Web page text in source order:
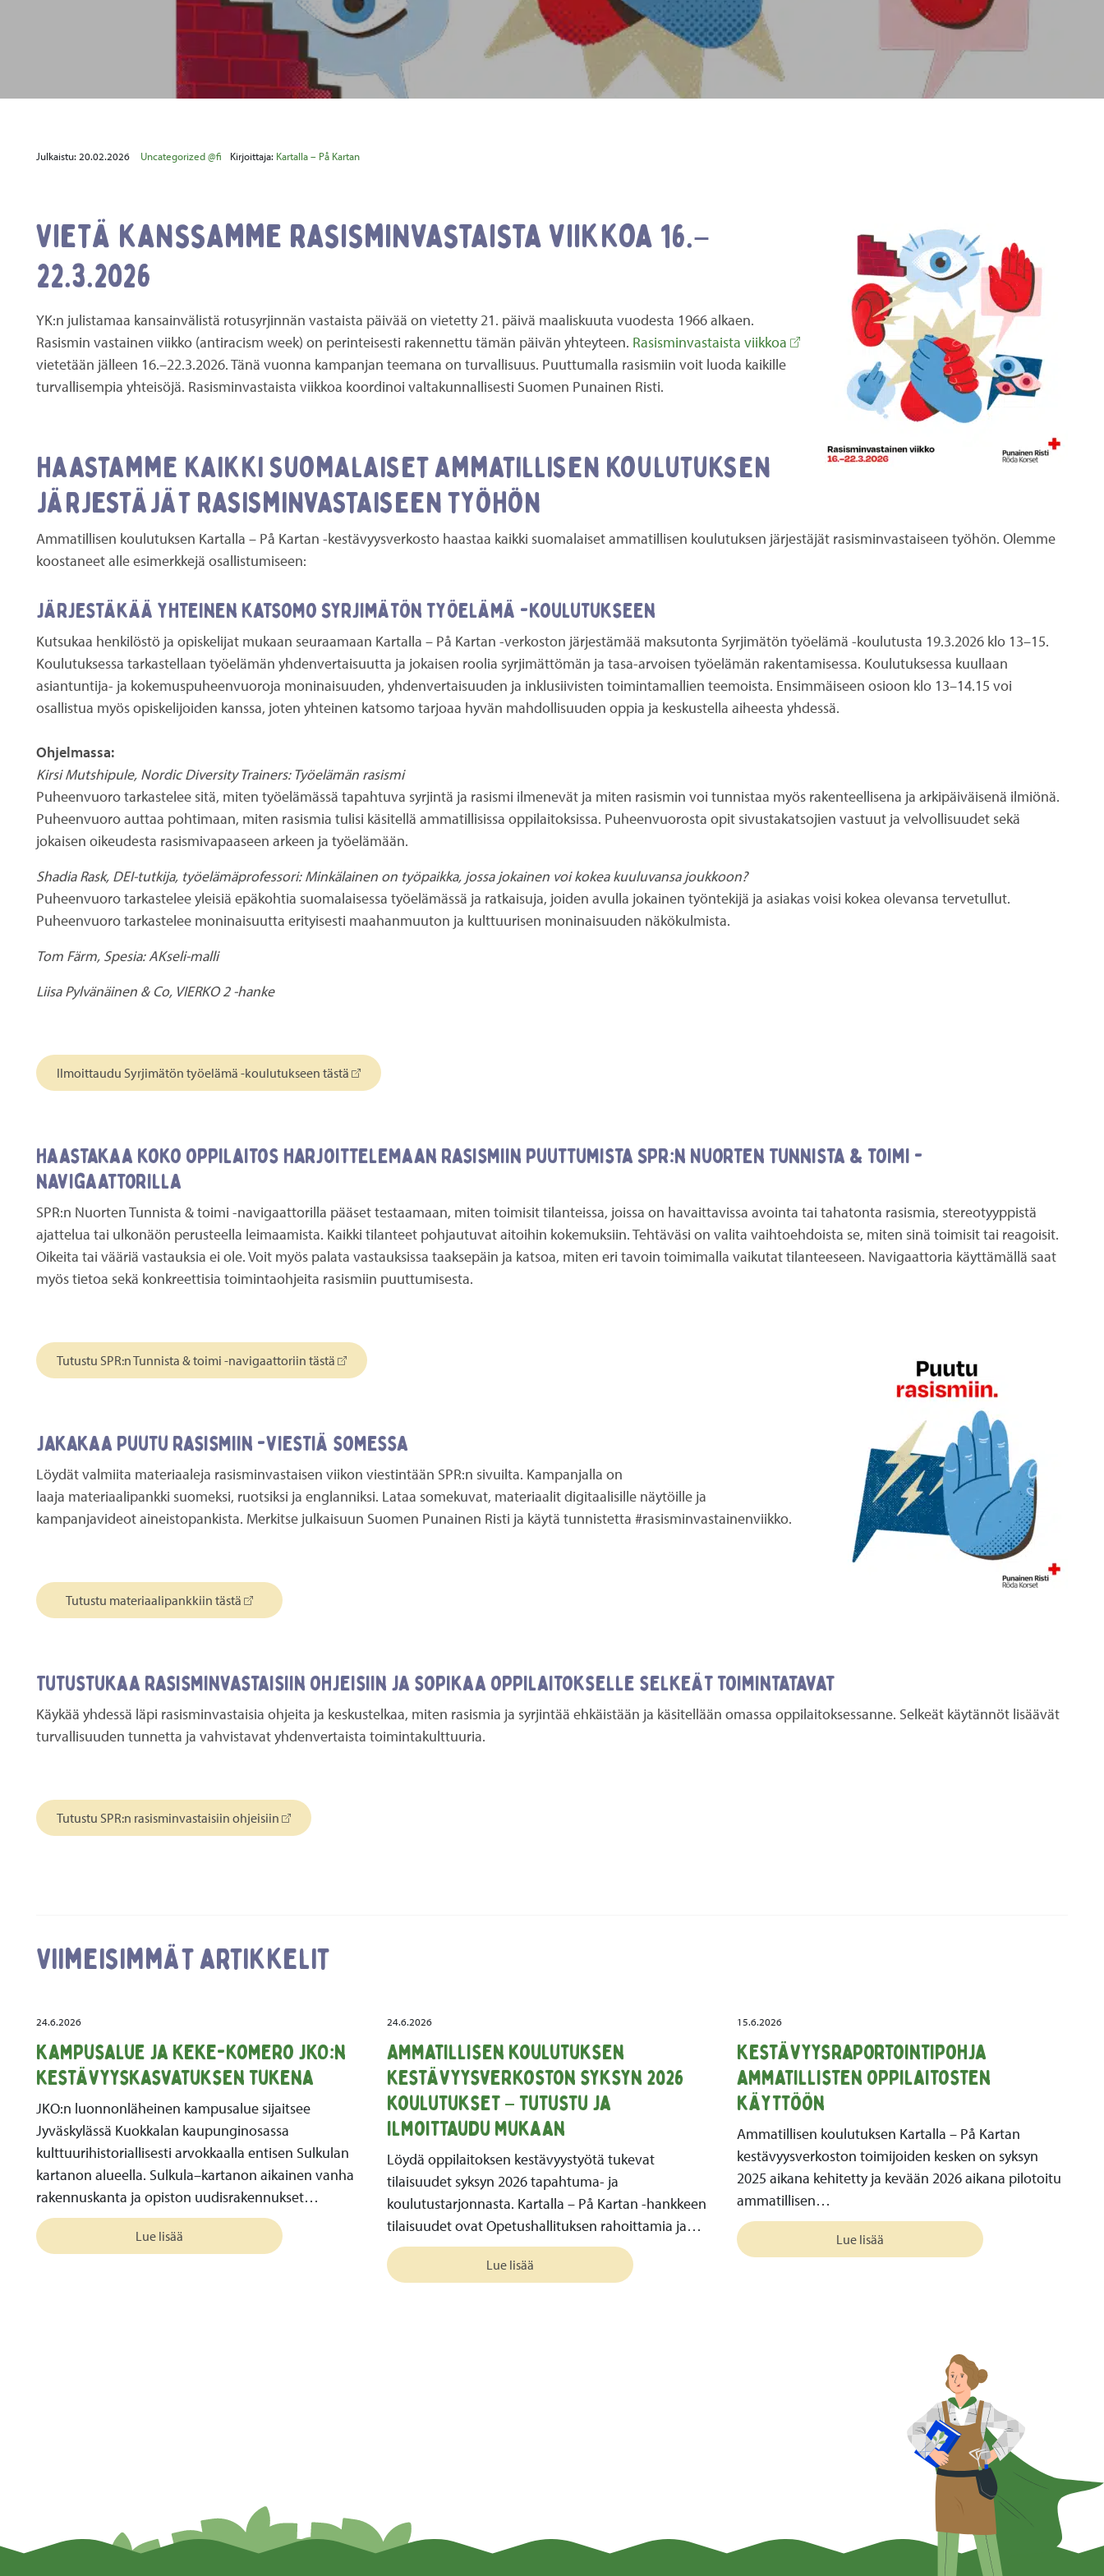
Julkaistu: 20.02.2026 Uncategorized @fi Kirjoittaja: Kartalla – På Kartan
Vietä kanssamme rasisminvastaista viikkoa 16.–
22.3.2026
YK:n julistamaa kansainvälistä rotusyrjinnän vastaista päivää on vietetty 21. päivä maaliskuuta vuodesta 1966 alkaen.
Rasismin vastainen viikko (antiracism week) on perinteisesti rakennettu tämän päivän yhteyteen. Rasisminvastaista viikkoa
vietetään jälleen 16.–22.3.2026. Tänä vuonna kampanjan teemana on turvallisuus. Puuttumalla rasismiin voit luoda kaikille
turvallisempia yhteisöjä. Rasisminvastaista viikkoa koordinoi valtakunnallisesti Suomen Punainen Risti.
Haastamme kaikki suomalaiset ammatillisen koulutuksen
järjestäjät rasisminvastaiseen työhön
Ammatillisen koulutuksen Kartalla – På Kartan -kestävyysverkosto haastaa kaikki suomalaiset ammatillisen koulutuksen järjestäjät rasisminvastaiseen työhön. Olemme
koostaneet alle esimerkkejä osallistumiseen:
Järjestäkää yhteinen katsomo Syrjimätön työelämä -koulutukseen
Kutsukaa henkilöstö ja opiskelijat mukaan seuraamaan Kartalla – På Kartan -verkoston järjestämää maksutonta Syrjimätön työelämä -koulutusta 19.3.2026 klo 13–15.
Koulutuksessa tarkastellaan työelämän yhdenvertaisuutta ja jokaisen roolia syrjimättömän ja tasa-arvoisen työelämän rakentamisessa. Koulutuksessa kuullaan
asiantuntija- ja kokemuspuheenvuoroja moninaisuuden, yhdenvertaisuuden ja inklusiivisten toimintamallien teemoista. Ensimmäiseen osioon klo 13–14.15 voi
osallistua myös opiskelijoiden kanssa, joten yhteinen katsomo tarjoaa hyvän mahdollisuuden oppia ja keskustella aiheesta yhdessä.
Ohjelmassa:
Kirsi Mutshipule, Nordic Diversity Trainers: Työelämän rasismi
Puheenvuoro tarkastelee sitä, miten työelämässä tapahtuva syrjintä ja rasismi ilmenevät ja miten rasismin voi tunnistaa myös rakenteellisena ja arkipäiväisenä ilmiönä.
Puheenvuoro auttaa pohtimaan, miten rasismia tulisi käsitellä ammatillisissa oppilaitoksissa. Puheenvuorosta opit sivustakatsojien vastuut ja velvollisuudet sekä
jokaisen oikeudesta rasismivapaaseen arkeen ja työelämään.
Shadia Rask, DEI-tutkija, työelämäprofessori: Minkälainen on työpaikka, jossa jokainen voi kokea kuuluvansa joukkoon?
Puheenvuoro tarkastelee yleisiä epäkohtia suomalaisessa työelämässä ja ratkaisuja, joiden avulla jokainen työntekijä ja asiakas voisi kokea olevansa tervetullut.
Puheenvuoro tarkastelee moninaisuutta erityisesti maahanmuuton ja kulttuurisen moninaisuuden näkökulmista.
Tom Färm, Spesia: AKseli-malli
Liisa Pylvänäinen & Co, VIERKO 2 -hanke
Ilmoittaudu Syrjimätön työelämä -koulutukseen tästä
Haastakaa koko oppilaitos harjoittelemaan rasismiin puuttumista SPR:n Nuorten Tunnista & toimi -
navigaattorilla
SPR:n Nuorten Tunnista & toimi -navigaattorilla pääset testaamaan, miten toimisit tilanteissa, joissa on havaittavissa avointa tai tahatonta rasismia, stereotyyppistä
ajattelua tai ulkonäön perusteella leimaamista. Kaikki tilanteet pohjautuvat aitoihin kokemuksiin. Tehtäväsi on valita vaihtoehdoista se, miten sinä toimisit tai reagoisit.
Oikeita tai vääriä vastauksia ei ole. Voit myös palata vastauksissa taaksepäin ja katsoa, miten eri tavoin toimimalla vaikutat tilanteeseen. Navigaattoria käyttämällä saat
myös tietoa sekä konkreettisia toimintaohjeita rasismiin puuttumisesta.
Tutustu SPR:n Tunnista & toimi -navigaattoriin tästä
Jakakaa Puutu rasismiin -viestiä somessa
Löydät valmiita materiaaleja rasisminvastaisen viikon viestintään SPR:n sivuilta. Kampanjalla on
laaja materiaalipankki suomeksi, ruotsiksi ja englanniksi. Lataa somekuvat, materiaalit digitaalisille näytöille ja
kampanjavideot aineistopankista. Merkitse julkaisuun Suomen Punainen Risti ja käytä tunnistetta #rasisminvastainenviikko.
Tutustu materiaalipankkiin tästä
Tutustukaa rasisminvastaisiin ohjeisiin ja sopikaa oppilaitokselle selkeät toimintatavat
Käykää yhdessä läpi rasisminvastaisia ohjeita ja keskustelkaa, miten rasismia ja syrjintää ehkäistään ja käsitellään omassa oppilaitoksessanne. Selkeät käytännöt lisäävät
turvallisuuden tunnetta ja vahvistavat yhdenvertaista toimintakulttuuria.
Tutustu SPR:n rasisminvastaisiin ohjeisiin
Viimeisimmät artikkelit
24.6.2026
Kampusalue ja KEKE-komero JKO:n
kestävyyskasvatuksen tukena
JKO:n luonnonläheinen kampusalue sijaitsee
Jyväskylässä Kuokkalan kaupunginosassa
kulttuurihistoriallisesti arvokkaalla entisen Sulkulan
kartanon alueella. Sulkula–kartanon aikainen vanha
rakennuskanta ja opiston uudisrakennukset…
Lue lisää
24.6.2026
Ammatillisen koulutuksen
kestävyysverkoston syksyn 2026
koulutukset – tutustu ja
ilmoittaudu mukaan
Löydä oppilaitoksen kestävyystyötä tukevat
tilaisuudet syksyn 2026 tapahtuma- ja
koulutustarjonnasta. Kartalla – På Kartan -hankkeen
tilaisuudet ovat Opetushallituksen rahoittamia ja…
Lue lisää
15.6.2026
Kestävyysraportointipohja
ammatillisten oppilaitosten
käyttöön
Ammatillisen koulutuksen Kartalla – På Kartan
kestävyysverkoston toimijoiden kesken on syksyn
2025 aikana kehitetty ja kevään 2026 aikana pilotoitu
ammatillisen…
Lue lisää